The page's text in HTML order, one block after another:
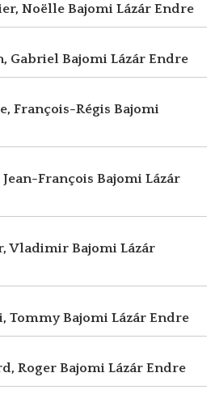
Noëlle Bajomi Lázár Endre
Gabriel Bajomi Lázár Endre
François-Régis Bajomi
Jean-François Bajomi Lázár
Vladimir Bajomi Lázár
TommyBajomi Lázár Endre
Roger Bajomi Lázár Endre